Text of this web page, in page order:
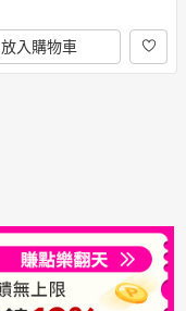
放入購物車